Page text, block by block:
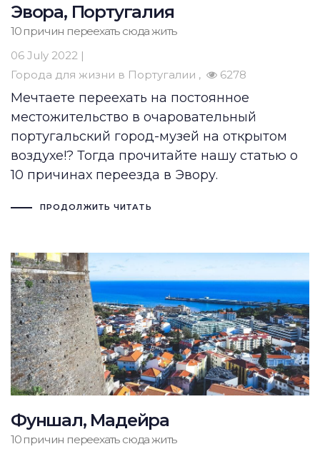
Эвора, Португалия
10 причин переехать сюда жить
06 July 2022 |
Города для жизни в Португалии
6278
Мечтаете переехать на постоянное
местожительство в очаровательный
португальский город-музей на открытом
воздухе!? Тогда прочитайте нашу статью о
10 причинах переезда в Эвору.
ПРОДОЛЖИТЬ ЧИТАТЬ
Фуншал, Мадейра
10 причин переехать сюда жить